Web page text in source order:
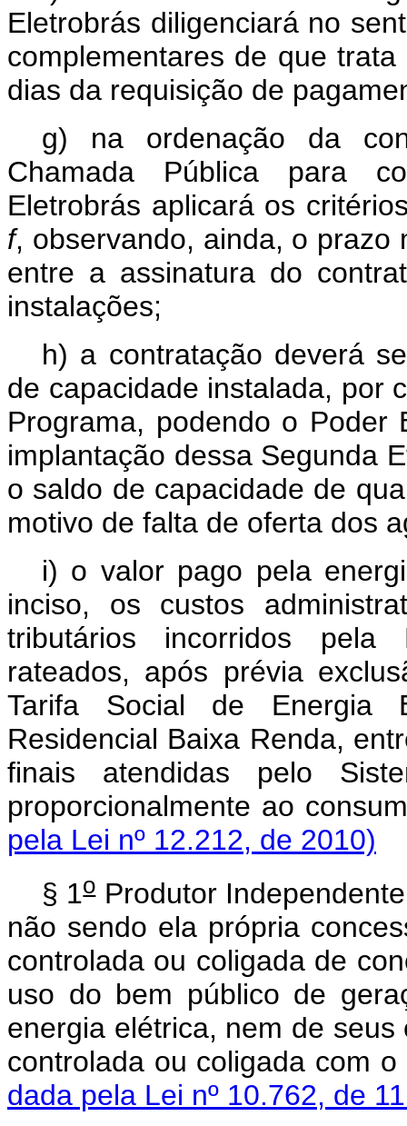
Eletrobrás diligenciará no
complementares de que
dias da requisição de
g) na ordenação da
Chamada Pública para
Eletrobrás aplicará os
f, observando, ainda, o
entre a assinatura do
instalações;
h) a contratação deverá
de capacidade instalada, por
Programa, podendo o
implantação dessa Segunda
o saldo de capacidade de
motivo de falta de oferta dos
i) o valor pago pela
inciso, os custos
tributários incorridos pela
rateados, após prévia
Tarifa Social de Energia
Residencial Baixa Renda,
finais atendidas pelo
proporcionalmente ao
pela Lei nº 12.212, de 2010)
§ 1oProdutor
não sendo ela própria
controlada ou coligada de
uso do bem público de
energia elétrica, nem de
controlada ou coligada
dada pela Lei nº 10.762, de